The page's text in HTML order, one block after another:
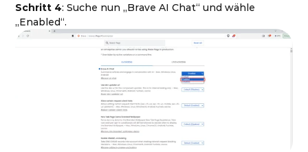
Schritt 4: Suche nun „Brave AI Chat“ und wähle
„Enabled“.